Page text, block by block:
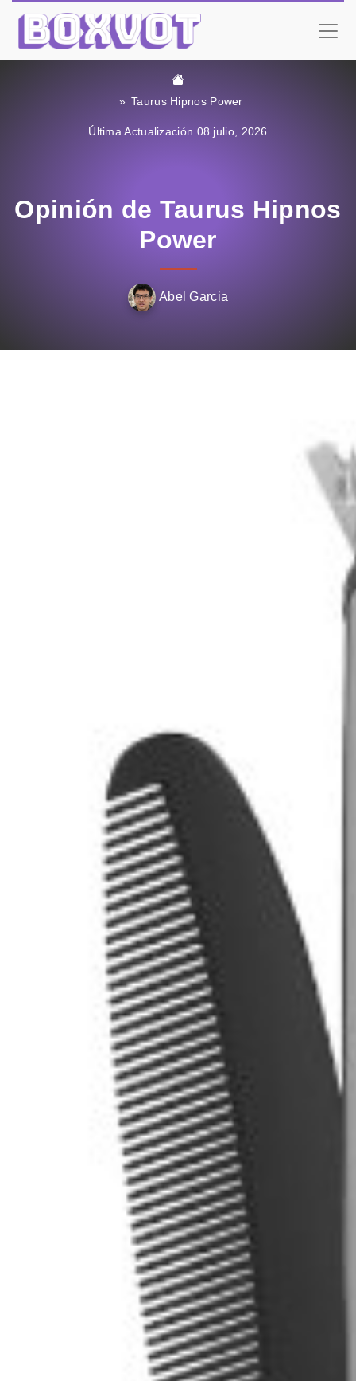
Taurus Hipnos Power
Última Actualización 08 julio, 2026
Opinión de Taurus Hipnos
Power
Abel Garcia